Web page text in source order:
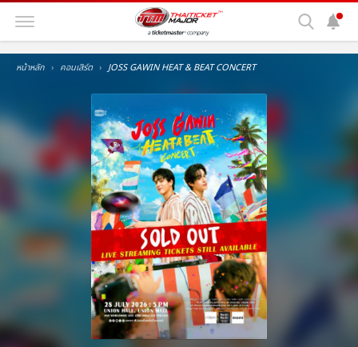
หน้าหลัก คอนเสิร์ต JOSS GAWIN HEAT & BEAT CONCERT